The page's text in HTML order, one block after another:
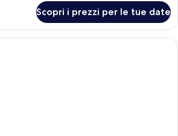
Scopri i prezzi per le tue date
Biancheria da letto di alta qualità,